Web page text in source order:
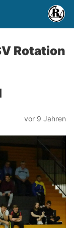
Rotation
vor 9 Jahren